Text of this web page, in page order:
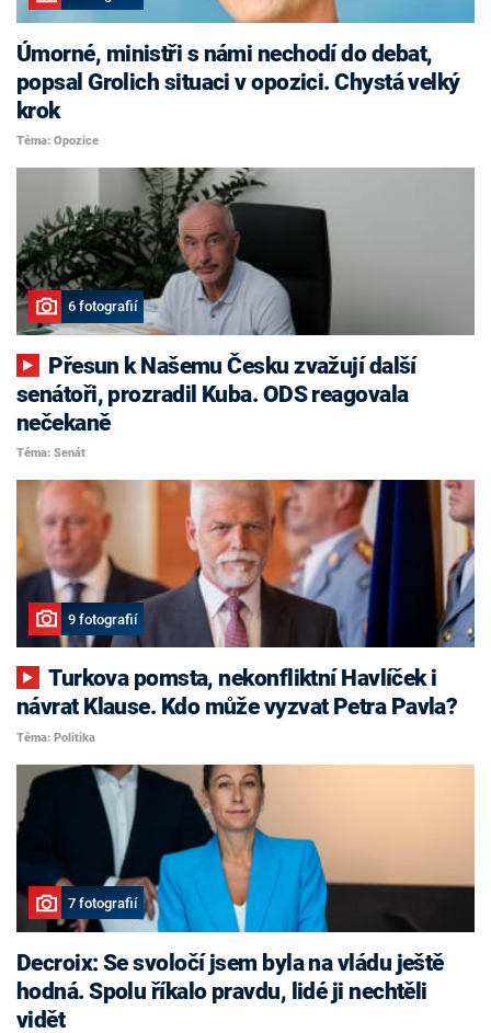
Úmorné, ministři s námi nechodí do debat,
popsal Grolich situaci v opozici. Chystá velký
krok
Téma: Opozice
6 fotografií
senátoři, prozradil Kuba. ODS reagovala
nečekaně
Téma: Senát
9 fotografií
Turkova pomsta, nekonfliktní Havlíček i
návrat Klause. Kdo může vyzvat Petra Pavla?
Téma: Politika
7 fotografií
Decroix: Se svoločí jsem byla na vládu ještě
hodná. Spolu říkalo pravdu, lidé ji nechtěli
vidět